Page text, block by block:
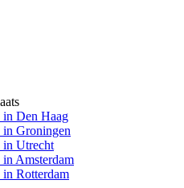
in Den Haag
in Groningen
in Utrecht
in Amsterdam
in Rotterdam